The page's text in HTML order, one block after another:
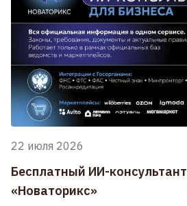
22 июля 2026
Бесплатный ИИ-
«Новаторикс»